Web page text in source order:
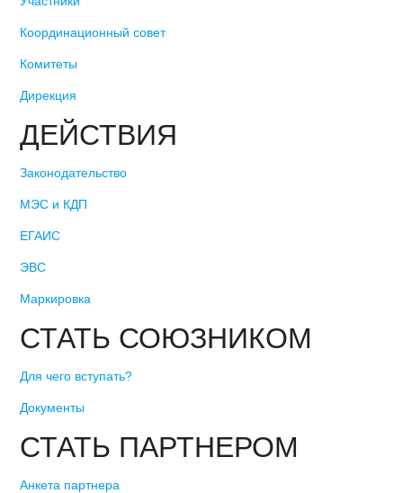
Координационный совет
Комитеты
Дирекция
ДЕЙСТВИЯ
Законодательство
МЭС и КДП
ЕГАИС
ЭВС
Маркировка
СТАТЬ СОЮЗНИКОМ
Для чего вступать?
Документы
СТАТЬ ПАРТНЕРОМ
Анкета партнера